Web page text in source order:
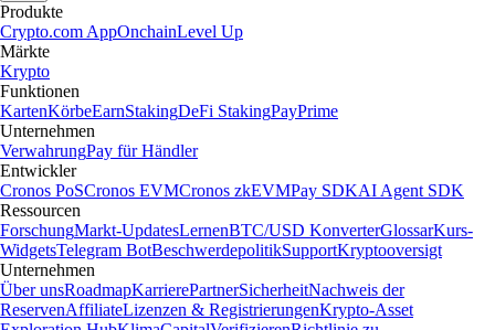
Produkte
Crypto.com AppOnchainLevel Up
Märkte
Krypto
Funktionen
KartenKörbeEarnStakingDeFi StakingPayPrime
Unternehmen
VerwahrungPay für Händler
Entwickler
Cronos PoSCronos EVMCronos zkEVMPay SDKAI Agent SDK
Ressourcen
ForschungMarkt-UpdatesLernenBTC/USD KonverterGlossarKurs-
WidgetsTelegram BotBeschwerdepolitikSupportKryptooversigt
Unternehmen
Über unsRoadmapKarrierePartnerSicherheitNachweis der
ReservenAffiliateLizenzen & RegistrierungenKrypto-Asset